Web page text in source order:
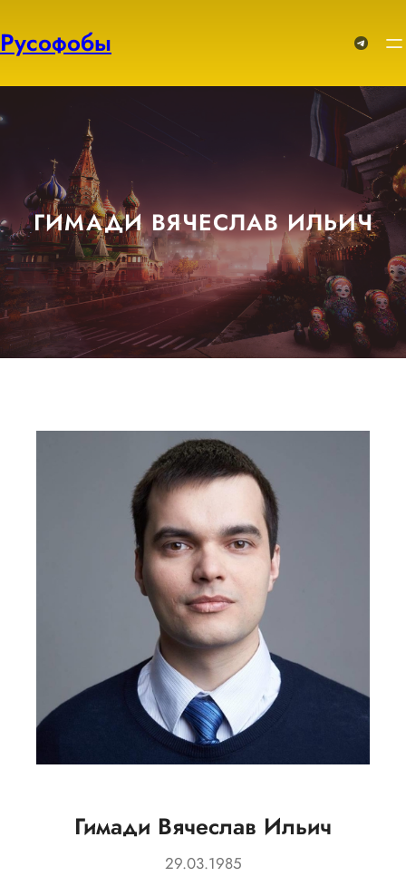
к
содержимому
Русофобы Telegram
ГИМАДИ ВЯЧЕСЛАВ ИЛЬИЧ
Гимади Вячеслав Ильич
29.03.1985